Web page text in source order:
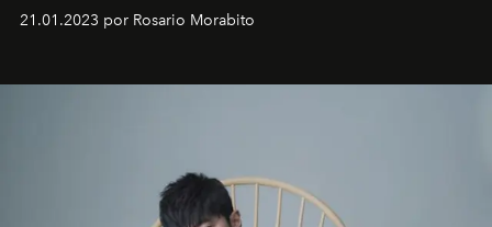
21.01.2023 por Rosario Morabito